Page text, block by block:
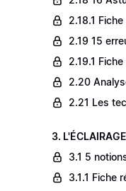
2.18.1
2.19 15
2.19.1
2.20
2.21 Les
3.
3.1 5
3.1.1 Fiche